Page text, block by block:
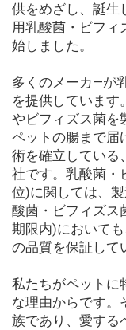
供をめざし、誕生
用乳酸菌・ビフィ
始しました。
多くのメーカ―が
を提供しています
やビフィズス菌を
ペットの腸まで届
術を確立している
社です。乳酸菌・
位)に関しては、
酸菌・ビフィズス
期限内)において
の品質を保証して
私たちがペットに
な理由からです。
族であり、愛する